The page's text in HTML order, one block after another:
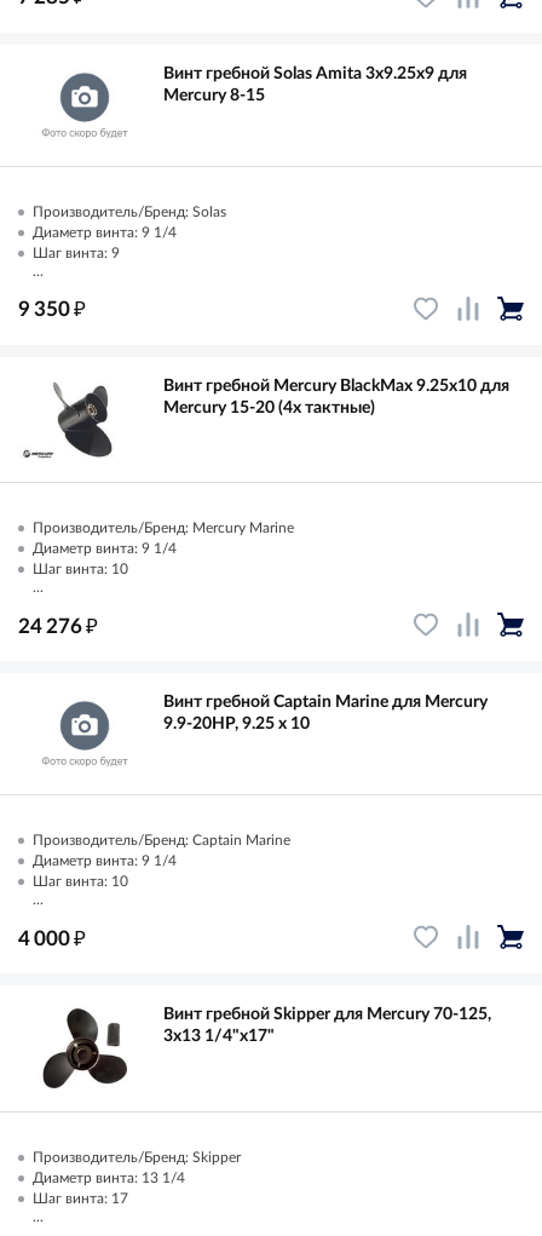
Винт гребной Solas Amita 3x9.25x9 для
Mercury 8-15
Производитель/Бренд: Solas
Диаметр винта: 9 1/4
Шаг винта: 9
...
9 350₽
Винт гребной Mercury BlackMax 9.25x10 для
Mercury 15-20 (4х тактные)
Производитель/Бренд: Mercury Marine
Диаметр винта: 9 1/4
Шаг винта: 10
...
24 276₽
Винт гребной Captain Marine для Mercury
9.9-20HP, 9.25 x 10
Производитель/Бренд: Captain Marine
Диаметр винта: 9 1/4
Шаг винта: 10
...
4 000₽
Винт гребной Skipper для Mercury 70-125,
3x13 1/4"x17"
Производитель/Бренд: Skipper
Диаметр винта: 13 1/4
Шаг винта: 17
...